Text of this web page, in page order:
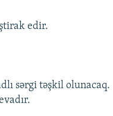
edir.
sərgi təşkil olunacaq.